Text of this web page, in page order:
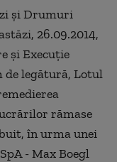
şi Drumuri
26.09.2014,
şi Execuţie
de legătură, Lotul
rămase
în urma unei
- Max Boegl